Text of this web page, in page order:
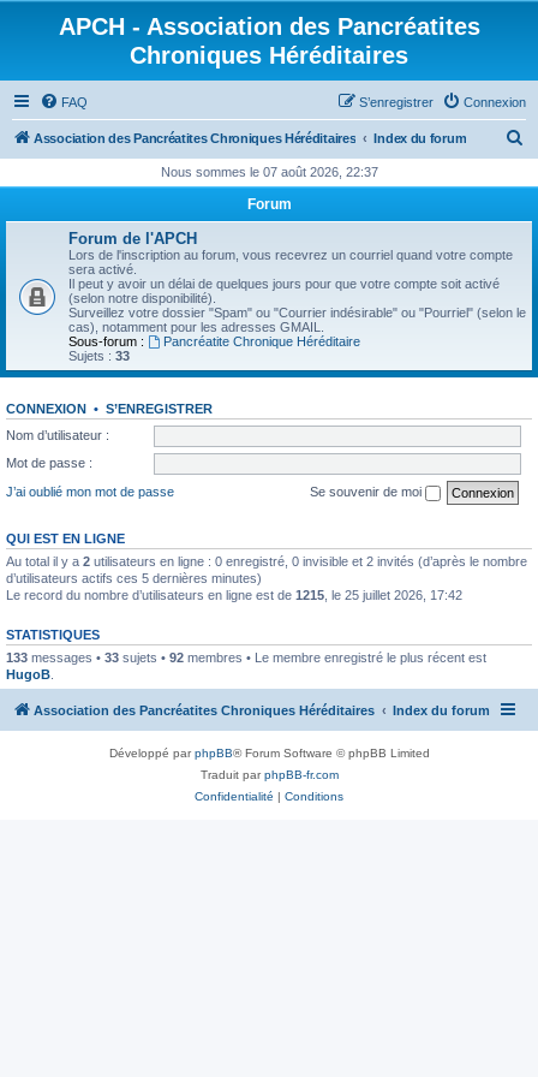
APCH - Association des Pancréatites
Chroniques Héréditaires
FAQ Connexion
S’enregistrer
Association des Pancréatites Chroniques Héréditaires Index du forum
h
c
e
Nous sommes le 07 août 2026, 22:37
Forum
Forum de l'APCH
Lors de l'inscription au forum, vous recevrez un courriel quand votre compte
sera activé.
Il peut y avoir un délai de quelques jours pour que votre compte soit activé
(selon notre disponibilité).
Surveillez votre dossier "Spam" ou "Courrier indésirable" ou "Pourriel" (selon le
cas), notamment pour les adresses GMAIL.
Sous-forum :
Pancréatite Chronique Héréditaire
Sujets : 33
CONNEXION • S’ENREGISTRER
Nom d’utilisateur :
Mot de passe :
J’ai oublié mon mot de passe
Se souvenir de moi
QUI EST EN LIGNE
Au total il y a 2 utilisateurs en ligne : 0 enregistré, 0 invisible et 2 invités (d’après le nombre
d’utilisateurs actifs ces 5 dernières minutes)
Le record du nombre d’utilisateurs en ligne est de 1215 , le 25 juillet 2026, 17:42
STATISTIQUES
133 messages • 33 sujets • 92 membres • Le membre enregistré le plus récent est
HugoB
Association des Pancréatites Chroniques Héréditaires Index du forum
Développé parphpBB® Forum Software © phpBB Limited
Traduit parphpBB-fr.com
Confidentialité | Conditions